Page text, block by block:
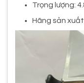
Trọng lượng:
Hãng sản